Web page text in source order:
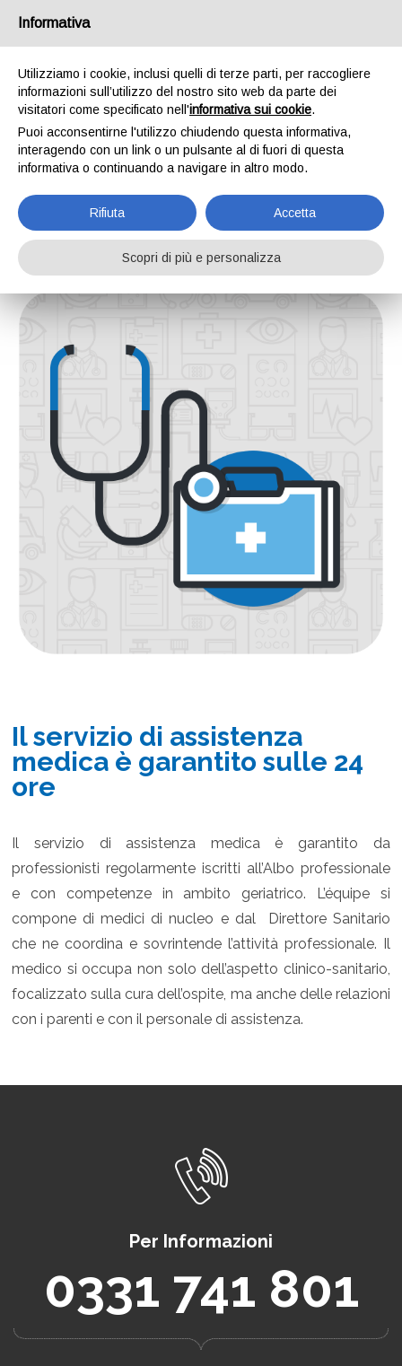
Assistenza medica
RSA Angelina e Angelo Pozzoli - Legnano Assistenza medica
Il servizio di assistenza
medica è garantito sulle 24
ore
Il servizio di assistenza medica è garantito da
professionisti regolarmente iscritti all’Albo professionale
e con competenze in ambito geriatrico. L’équipe si
compone di medici di nucleo e dal Direttore Sanitario
che ne coordina e sovrintende l’attività professionale. Il
medico si occupa non solo dell’aspetto clinico-sanitario,
focalizzato sulla cura dell’ospite, ma anche delle relazioni
con i parenti e con il personale di assistenza.
Per Informazioni
0331 741 801
Informativa
Utilizziamo i cookie, inclusi quelli di terze parti, per raccogliere
informazioni sull’utilizzo del nostro sito web da parte dei
visitatori come specificato nell'informativa sui cookie.
Puoi acconsentirne l'utilizzo chiudendo questa informativa,
interagendo con un link o un pulsante al di fuori di questa
informativa o continuando a navigare in altro modo.
Rifiuta Accetta
Scopri di più e personalizza